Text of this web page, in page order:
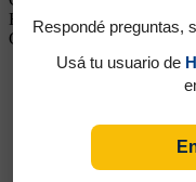
Huracán de San Rafael,
Chile y Melgar de Perú
Respondé preguntas,
Usá tu usuario de